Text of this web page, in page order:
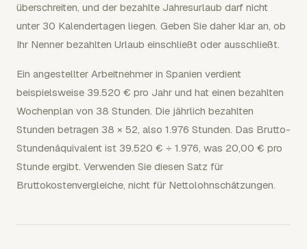
überschreiten, und der bezahlte Jahresurlaub darf nicht
unter 30 Kalendertagen liegen. Geben Sie daher klar an, ob
Ihr Nenner bezahlten Urlaub einschließt oder ausschließt.
Ein angestellter Arbeitnehmer in Spanien verdient
beispielsweise 39.520 € pro Jahr und hat einen bezahlten
Wochenplan von 38 Stunden. Die jährlich bezahlten
Stunden betragen 38 × 52, also 1.976 Stunden. Das Brutto-
Stundenäquivalent ist 39.520 € ÷ 1.976, was 20,00 € pro
Stunde ergibt. Verwenden Sie diesen Satz für
Bruttokostenvergleiche, nicht für Nettolohnschätzungen.